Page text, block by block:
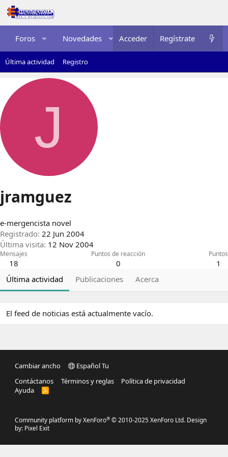
Foros Novedades Multimedia Recursos
Acceder Regístrate
Última actividad Registro
J
jramguez
e-mergencista novel
Registrado 22 Jun 2004
Última visita 12 Nov 2004
Mensajes
18
Puntos de reacción
0
Puntos
1
Última actividad
Publicaciones Acerca
El feed de noticias está actualmente vacío.
Cambiar ancho
Español Tu
Contáctanos
Términos y reglas
Política de privacidad
Ayuda
R
Community platform by XenForo® © 2010-2025 XenForo Ltd. Design
by: Pixel Exit